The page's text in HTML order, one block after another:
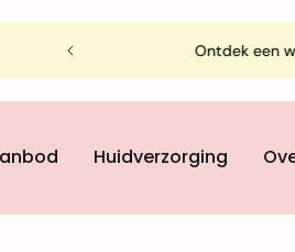
Ontdek een wereld
Huidverzorging